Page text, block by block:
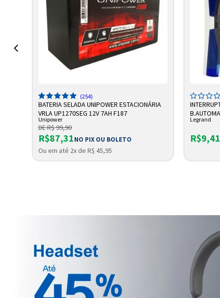
ADICIONAR A SACOLA
(254)
BATERIA SELADA UNIPOWER ESTACIONÁRIA
VRLA UP1270SEG 12V 7AH F187
Unipower
DE R$ 99,90
R$87,31NO PIX OU BOLETO
Ou em até 2x de R$ 45,95
611010BC
Legrand
R$9,41